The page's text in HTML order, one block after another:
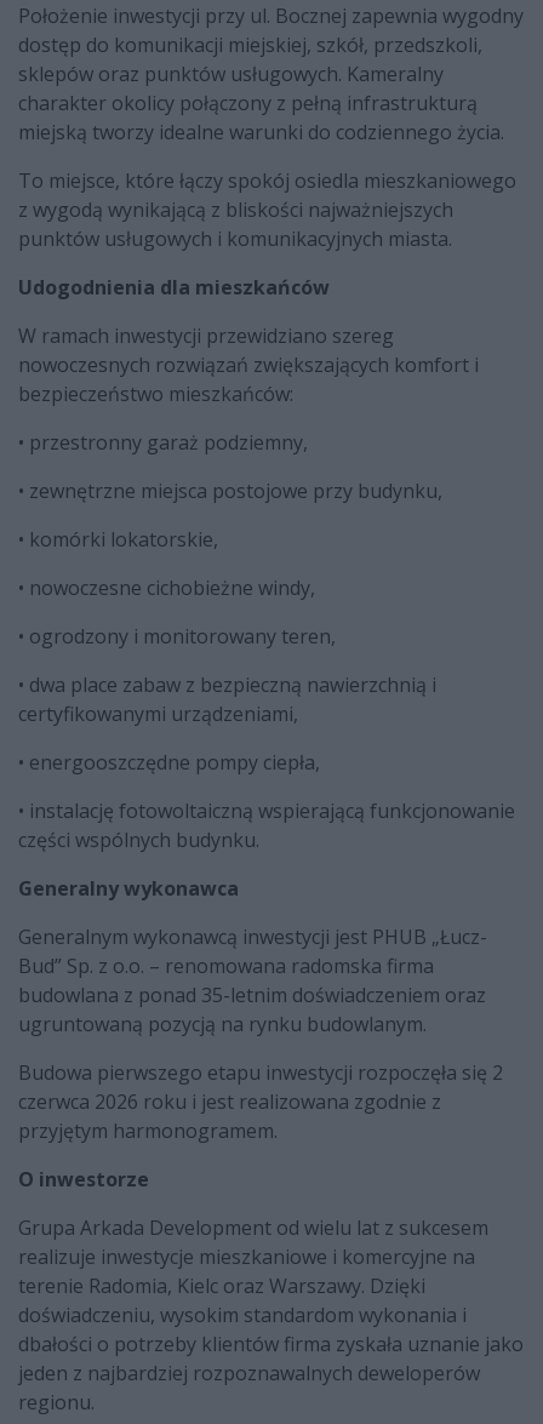
Położenie inwestycji przy ul. Bocznej zapewnia wygodny
dostęp do komunikacji miejskiej, szkół, przedszkoli,
sklepów oraz punktów usługowych. Kameralny
charakter okolicy połączony z pełną infrastrukturą
miejską tworzy idealne warunki do codziennego życia.
To miejsce, które łączy spokój osiedla mieszkaniowego
z wygodą wynikającą z bliskości najważniejszych
punktów usługowych i komunikacyjnych miasta.
Udogodnienia dla mieszkańców
W ramach inwestycji przewidziano szereg
nowoczesnych rozwiązań zwiększających komfort i
bezpieczeństwo mieszkańców:
• przestronny garaż podziemny,
• zewnętrzne miejsca postojowe przy budynku,
• komórki lokatorskie,
• nowoczesne cichobieżne windy,
• ogrodzony i monitorowany teren,
• dwa place zabaw z bezpieczną nawierzchnią i
certyfikowanymi urządzeniami,
• energooszczędne pompy ciepła,
• instalację fotowoltaiczną wspierającą funkcjonowanie
części wspólnych budynku.
Generalny wykonawca
Generalnym wykonawcą inwestycji jest PHUB „Łucz-
Bud” Sp. z o.o. – renomowana radomska firma
budowlana z ponad 35-letnim doświadczeniem oraz
ugruntowaną pozycją na rynku budowlanym.
Budowa pierwszego etapu inwestycji rozpoczęła się 2
czerwca 2026 roku i jest realizowana zgodnie z
przyjętym harmonogramem.
O inwestorze
Grupa Arkada Development od wielu lat z sukcesem
realizuje inwestycje mieszkaniowe i komercyjne na
terenie Radomia, Kielc oraz Warszawy. Dzięki
doświadczeniu, wysokim standardom wykonania i
dbałości o potrzeby klientów firma zyskała uznanie jako
jeden z najbardziej rozpoznawalnych deweloperów
regionu.